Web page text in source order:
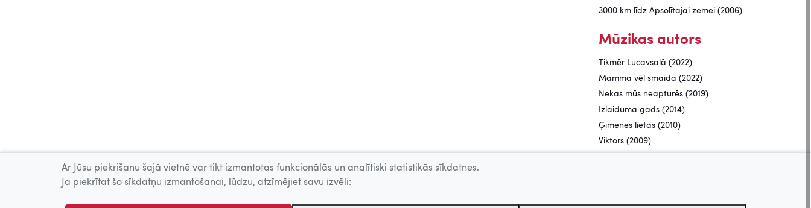
3000 km līdz Apsolītajai zemei (2006)
Mūzikas autors
Tikmēr Lucavsalā (2022)
Mamma vēl smaida (2022)
Nekas mūs neapturēs (2019)
Izlaiduma gads (2014)
Ģimenes lietas (2010)
Viktors (2009)
Ar Jūsu piekrišanu šajā vietnē var tikt izmantotas funkcionālās un analītiski statistikās sīkdatnes.
Ja piekrītat šo sīkdatņu izmantošanai, lūdzu, atzīmējiet savu izvēli: